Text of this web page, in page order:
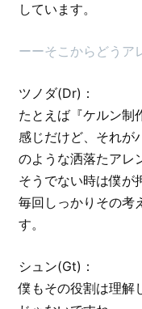
しています。
ーーそこからどうア
ツノダ(Dr)：
たとえば『ケルン制
感じだけど、それが
のような洒落たアレ
そうでない時は僕が
毎回しっかりその考
す。
シュン(Gt)：
僕もその役割は理解